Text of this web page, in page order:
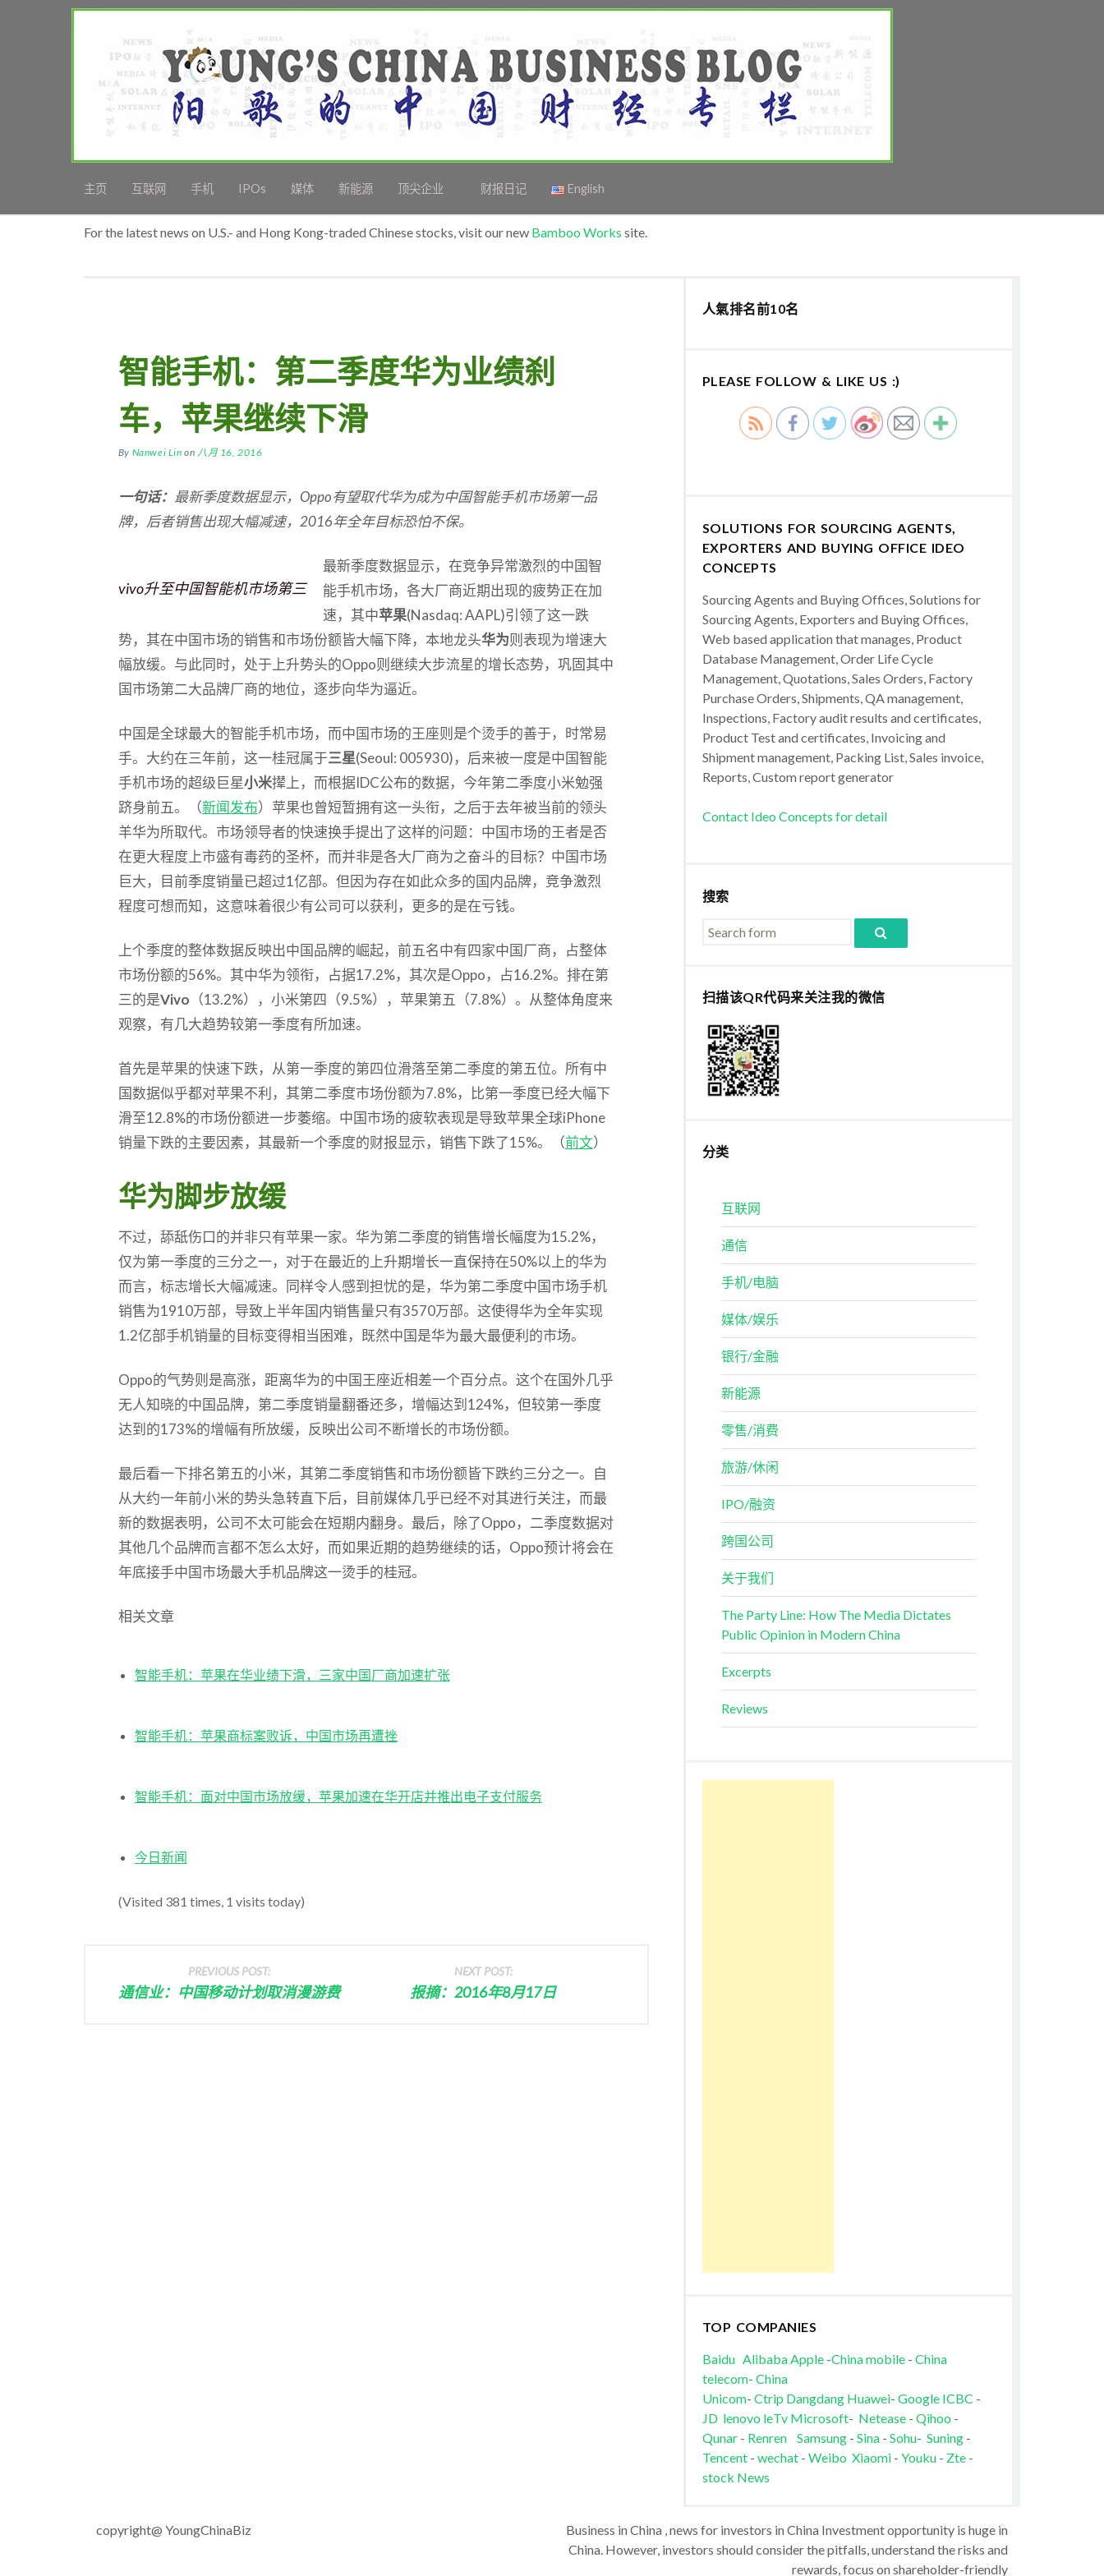
主页 互联网 手机 IPOs 媒体 新能源 顶尖企业 财报日记 English
For the latest news on U.S.- and Hong Kong-traded Chinese stocks, visit our new Bamboo Works site.
智能手机：第二季度华为业绩刹
车，苹果继续下滑
By Nanwei Lin on 八月 16, 2016
一句话： 最新季度数据显示，Oppo有望取代华为成为中国智能手机市场第一品
牌，后者销售出现大幅减速，2016年全年目标恐怕不保。
vivo升至中国智能机市场第三
最新季度数据显示，在竞争异常激烈的中国智
能手机市场，各大厂商近期出现的疲势正在加
速，其中苹果(Nasdaq: AAPL)引领了这一跌
势，其在中国市场的销售和市场份额皆大幅下降，本地龙头华为则表现为增速大
幅放缓。与此同时，处于上升势头的Oppo则继续大步流星的增长态势，巩固其中
国市场第二大品牌厂商的地位，逐步向华为逼近。
中国是全球最大的智能手机市场，而中国市场的王座则是个烫手的善于，时常易
手。大约在三年前，这一桂冠属于三星(Seoul: 005930)，后来被一度是中国智能
手机市场的超级巨星小米撵上，而根据IDC公布的数据，今年第二季度小米勉强
跻身前五。（新闻发布）苹果也曾短暂拥有这一头衔，之后于去年被当前的领头
羊华为所取代。市场领导者的快速换手提出了这样的问题：中国市场的王者是否
在更大程度上市盛有毒药的圣杯，而并非是各大厂商为之奋斗的目标？中国市场
巨大，目前季度销量已超过1亿部。但因为存在如此众多的国内品牌，竞争激烈
程度可想而知，这意味着很少有公司可以获利，更多的是在亏钱。
上个季度的整体数据反映出中国品牌的崛起，前五名中有四家中国厂商，占整体
市场份额的56%。其中华为领衔，占据17.2%，其次是Oppo，占16.2%。排在第
三的是Vivo （13.2%），小米第四（9.5%），苹果第五（7.8%）。从整体角度来
观察，有几大趋势较第一季度有所加速。
首先是苹果的快速下跌，从第一季度的第四位滑落至第二季度的第五位。所有中
国数据似乎都对苹果不利，其第二季度市场份额为7.8%，比第一季度已经大幅下
滑至12.8%的市场份额进一步萎缩。中国市场的疲软表现是导致苹果全球iPhone
销量下跌的主要因素，其最新一个季度的财报显示，销售下跌了15%。（前文）
华为脚步放缓
不过，舔舐伤口的并非只有苹果一家。华为第二季度的销售增长幅度为15.2%，
仅为第一季度的三分之一，对于在最近的上升期增长一直保持在50%以上的华为
而言，标志增长大幅减速。同样令人感到担忧的是，华为第二季度中国市场手机
销售为1910万部，导致上半年国内销售量只有3570万部​。这使得华为全年实现
1.2亿部手机销量的目标变得相当困难，既然中国是华为最大最便利的市场。
Oppo的气势则是高涨，距离华为的中国王座近相差一个百分点。这个在国外几乎
无人知晓的中国品牌，第二季度销量翻番还多，增幅达到124%，但较第一季度
达到的173%的增幅有所放缓，反映出公司不断增长的市场份额。
最后看一下排名第五的小米，其第二季度销售和市场份额皆下跌约三分之一。自
从大约一年前小米的势头急转直下后，目前媒体几乎已经不对其进行关注，而最
新的数据表明，公司不太可能会在短期内翻身。最后，除了Oppo，二季度数据对
其他几个品牌而言都不怎么太好，而如果近期的趋势继续的话，Oppo预计将会在
年底接手中国市场最大手机品牌这一烫手的桂冠。
相关文章
智能手机：苹果在华业绩下滑，三家中国厂商加速扩张
智能手机：苹果商标案败诉，中国市场再遭挫
智能手机：面对中国市场放缓，苹果加速在华开店并推出电子支付服务
今日新闻
(Visited 381 times, 1 visits today)
PREVIOUS POST:
通信业：中国移动计划取消漫游费
NEXT POST:
报摘：2016年8月17日
人氣排名前10名
PLEASE FOLLOW & LIKE US :)
SOLUTIONS FOR SOURCING AGENTS,
EXPORTERS AND BUYING OFFICE IDEO
CONCEPTS
Sourcing Agents and Buying Offices, Solutions for
Sourcing Agents, Exporters and Buying Offices,
Web based application that manages, Product
Database Management, Order Life Cycle
Management, Quotations, Sales Orders, Factory
Purchase Orders, Shipments, QA management,
Inspections, Factory audit results and certificates,
Product Test and certificates, Invoicing and
Shipment management, Packing List, Sales invoice,
Reports, Custom report generator
Contact Ideo Concepts for detail
搜索
扫描该QR代码来关注我的微信
分类
互联网
通信
手机/电脑
媒体/娱乐
银行/金融
新能源
零售/消费
旅游/休闲
IPO/融资
跨国公司
关于我们
The Party Line: How The Media Dictates
Public Opinion in Modern China
Excerpts
Reviews
TOP COMPANIES
Baidu AlibabaApple-China mobile- China
telecom- China
Unicom- Ctrip Dangdang Huawei- Google ICBC -
JD lenovo leTv Microsoft- Netease- Qihoo -
Qunar- Renren Samsung- Sina- Sohu- Suning-
Tencent- wechat - Weibo Xiaomi- Youku - Zte-
stock News
copyright@ YoungChinaBiz
Business in China , news for investors in China Investment opportunity is huge in
China. However, investors should consider the pitfalls, understand the risks and
rewards, focus on shareholder-friendly